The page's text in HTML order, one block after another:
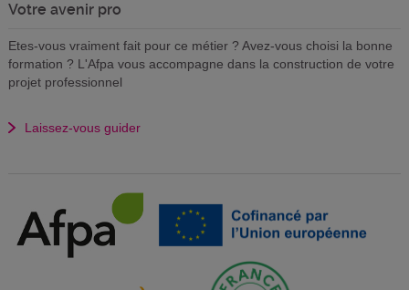
Votre avenir pro
Etes-vous vraiment fait pour ce métier ? Avez-vous choisi la bonne
formation ? L'Afpa vous accompagne dans la construction de votre
projet professionnel
Laissez-vous guider